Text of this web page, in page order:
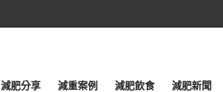
減肥分享 減重案例 減肥飲食 減肥新聞